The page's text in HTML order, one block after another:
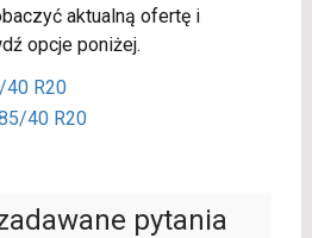
aktualną ofertę i
opcje poniżej.
40 R20
40 R20
pytania